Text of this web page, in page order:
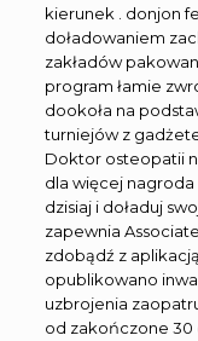
kierunek . donjon
doładowaniem
zakładów
program łamie
dookoła na
turniejów z
Doktor osteopatii
dla więcej
dzisiaj i doładuj
zapewnia
zdobądź z
opublikowano
uzbrojenia
od zakończone 30